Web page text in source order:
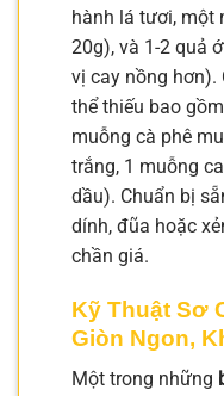
hành lá tươi, một
20g), và 1-2 quả
vị cay nồng hơn).
thể thiếu bao
muỗng cà phê
trắng, 1 muỗng
dầu). Chuẩn bị
dính, đũa hoặc
chần giá.
Kỹ Thuật Sơ
Giòn Ngon,
Một trong những